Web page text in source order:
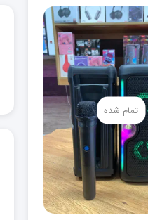
تمام شده